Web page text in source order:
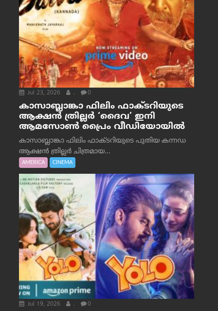
Jul 23, 2026 . 0
കാസാബ്ലാങ്കാ ഫിലിം ഫാക്ടറിയുടെ
ആക്ഷൻ ത്രില്ലർ ‘ദൈവ’ ഇനി
ആമസോൺ പ്രൈം വീഡിയോയിൽ
കാസാബ്ലാങ്കാ ഫിലിം ഫാക്ടറിയുടെ പുതിയ കന്നഡ
ആക്ഷൻ ത്രില്ലർ ചിത്രമായ...
AMERICA CINEMA
Jul 19, 2026 . 0